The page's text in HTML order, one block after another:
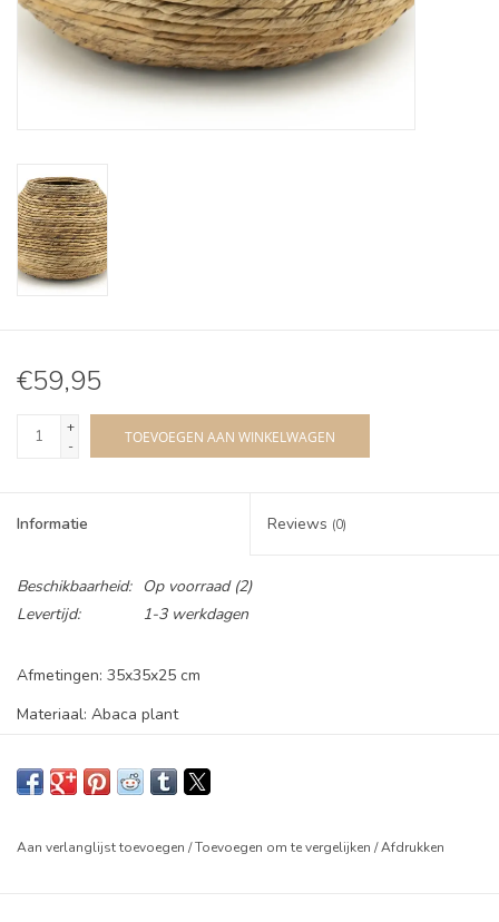
€59,95
+
-
TOEVOEGEN AAN WINKELWAGEN
Informatie Reviews (0)
Beschikbaarheid: Op voorraad(2)
Levertijd:
1-3 werkdagen
Afmetingen: 35x35x25 cm
Materiaal: Abaca plant
Aan verlanglijst toevoegen /Toevoegen om te vergelijken /Afdrukken